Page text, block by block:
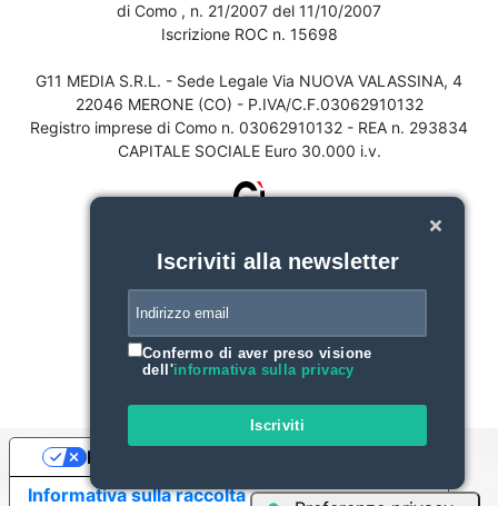
di Como , n. 21/2007 del 11/10/2007
Iscrizione ROC n. 15698
G11 MEDIA S.R.L. - Sede Legale Via NUOVA VALASSINA, 4
22046 MERONE (CO) - P.IVA/C.F.03062910132
Registro imprese di Como n. 03062910132 - REA n. 293834
CAPITALE SOCIALE Euro 30.000 i.v.
Iscriviti alla newsletter
Confermo di aver preso visione
dell'informativa sulla privacy
Iscriviti
Informativa sulla raccolta
Le tue preferenze relative alla privacy